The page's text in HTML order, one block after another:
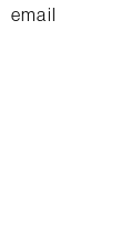
email